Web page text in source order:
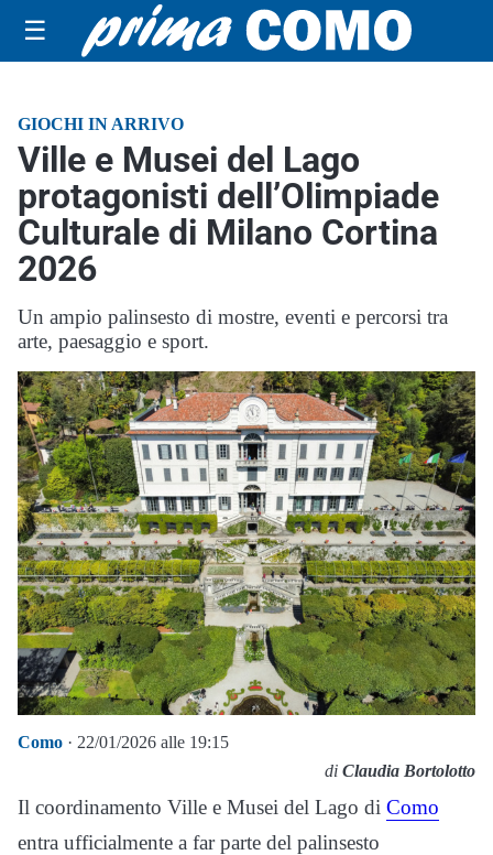
☰
GIOCHI IN ARRIVO
Ville e Musei del Lago
protagonisti dell’Olimpiade
Culturale di Milano Cortina
2026
Un ampio palinsesto di mostre, eventi e percorsi tra
arte, paesaggio e sport.
Como · 22/01/2026 alle 19:15
di Claudia Bortolotto
Il coordinamento Ville e Musei del Lago di Como
entra ufficialmente a far parte del palinsesto